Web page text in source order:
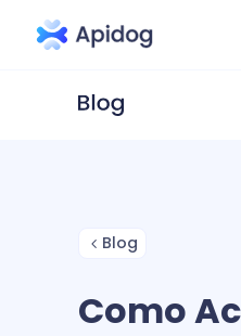
Blog
Como